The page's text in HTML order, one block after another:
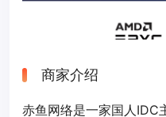
商家介绍
赤鱼网络是一家国人IDC